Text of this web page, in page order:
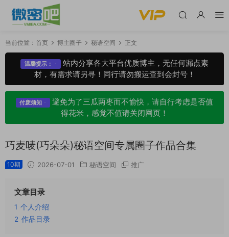
当前位置： 首页 博主圈子 秘语空间 正文
温馨提示：
站内分享各大平台优质博主，无任何漏点素
材，有需求请另寻！同行请勿搬运查到会封号！
付废须知
避免为了三瓜两枣而不愉快，请自行考虑是否值
得花米，感觉不值请关闭网页！
巧麦唛(巧朵朵)秘语空间专属圈子作品合集
10期 2026-07-01 秘语空间 推广
文章目录
1 个人介绍
2 作品目录